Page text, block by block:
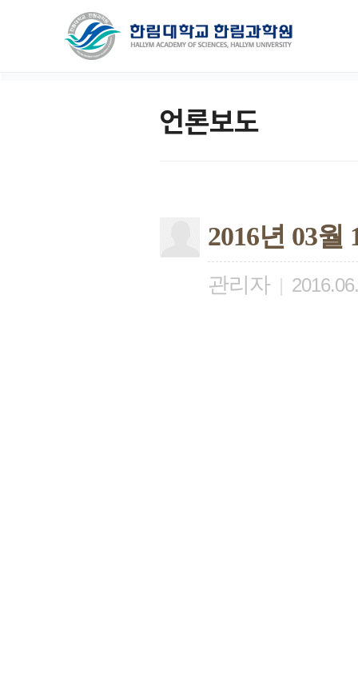
언론보도
2016년 03
관리자 |